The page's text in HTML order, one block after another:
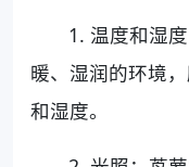
1. 温度和湿
暖、湿润的环境
和湿度。